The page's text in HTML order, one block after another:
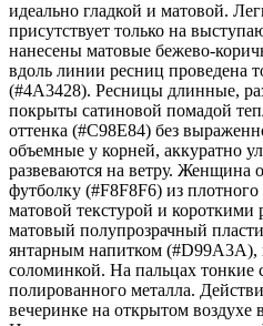
идеально гладкой и матовой.
присутствует только на
нанесены матовые бежево-
вдоль линии ресниц проведена
(#4A3428). Ресницы длинные,
покрыты сатиновой помадой
оттенка (#C98E84) без
объемные у корней, аккуратно
развеваются на ветру.
футболку (#F8F8F6) из
матовой текстурой и
матовый полупрозрачный
янтарным напитком (#D99A3A),
соломинкой. На пальцах тонкие
полированного металла.
вечеринке на открытом воздухе